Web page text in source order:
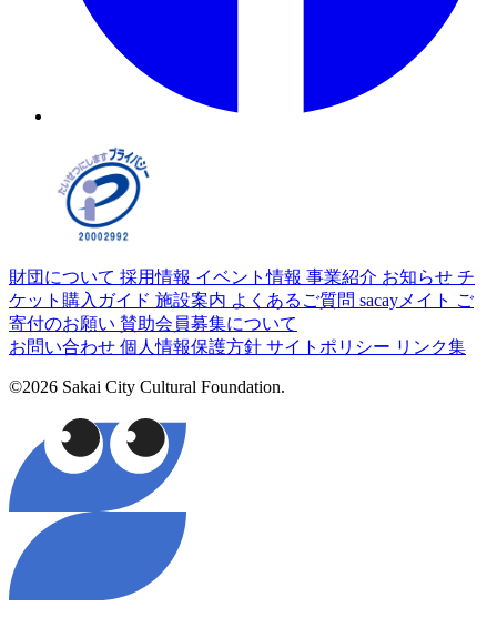
財団について 採用情報 イベント情報 事業紹介 お知らせ チ
ケット購入ガイド 施設案内 よくあるご質問 sacayメイト ご
寄付のお願い 賛助会員募集について
お問い合わせ 個人情報保護方針 サイトポリシー リンク集
©2026 Sakai City Cultural Foundation.